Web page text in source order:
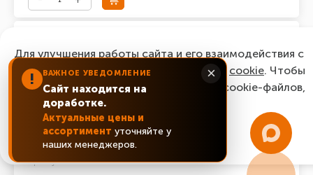
Винт DIN 965 (ГОСТ 17475-80) потайная голова М6*16 цинк
0.87 ₽
Артикул: 965-6*20 Ед. изм. шт.
! ВАЖНОЕ УВЕДОМЛЕНИЕ
Сайт находится на
доработке.
Актуальные цены и
ассортимент уточняйте у
наших менеджеров.
×
Для улучшения работы сайта и его взаимодействия с
пользователями мы используем файлы cookie. Чтобы
согласиться с нашим использованием cookie-файлов,
нажмите “Ок, понятно!”
ОК, понятно!